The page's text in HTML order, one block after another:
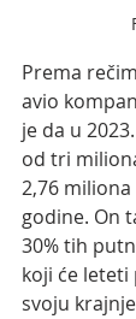
Prema
avio
je da u
od tri
2,76
godine. On
30% tih
koji će leteti
svoju